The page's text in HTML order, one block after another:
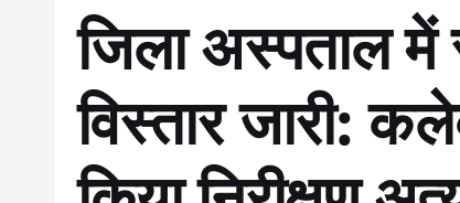
जिला अस्पताल में
विस्तार जारी: